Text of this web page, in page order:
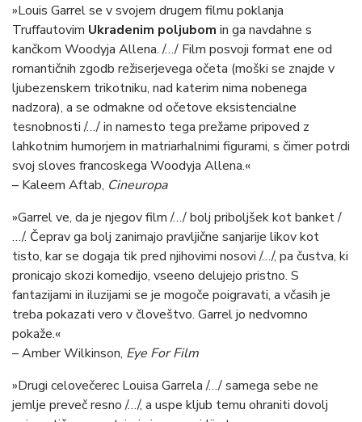
»Louis Garrel se v svojem drugem filmu poklanja
Truffautovim Ukradenim poljubom in ga navdahne s
kančkom Woodyja Allena. /…/ Film posvoji format ene od
romantičnih zgodb režiserjevega očeta (moški se znajde v
ljubezenskem trikotniku, nad katerim nima nobenega
nadzora), a se odmakne od očetove eksistencialne
tesnobnosti /…/ in namesto tega prežame pripoved z
lahkotnim humorjem in matriarhalnimi figurami, s čimer potrdi
svoj sloves francoskega Woodyja Allena.«
– Kaleem Aftab, Cineuropa
»Garrel ve, da je njegov film /…/ bolj priboljšek kot banket /
…/. Čeprav ga bolj zanimajo pravljične sanjarije likov kot
tisto, kar se dogaja tik pred njihovimi nosovi /…/, pa čustva, ki
pronicajo skozi komedijo, vseeno delujejo pristno. S
fantazijami in iluzijami se je mogoče poigravati, a včasih je
treba pokazati vero v človeštvo. Garrel jo nedvomno
pokaže.«
– Amber Wilkinson, Eye For Film
»Drugi celovečerec Louisa Garrela /…/ samega sebe ne
jemlje preveč resno /…/, a uspe kljub temu ohraniti dovolj